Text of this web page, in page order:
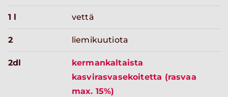
1 l vettä
2 liemikuutiota
2dl
kermankaltaista
kasvirasvasekoitetta (rasvaa
max. 15%)